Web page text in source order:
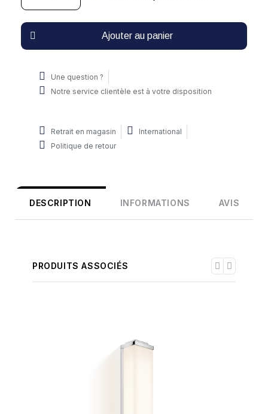
Ajouter au panier
Une question ?
Notre service clientèle est à votre disposition
Retrait en magasin
International
Politique de retour
DESCRIPTION INFORMATIONS AVIS
PRODUITS ASSOCIÉS